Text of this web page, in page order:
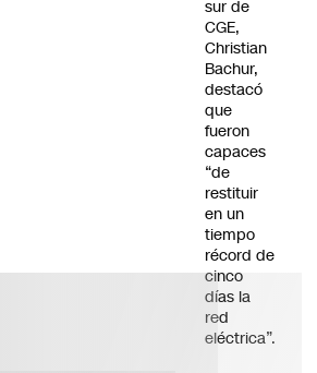
sur de
CGE,
Christian
Bachur,
destacó
que
fueron
capaces
“de
restituir
en un
tiempo
récord de
cinco
días la
red
eléctrica”.